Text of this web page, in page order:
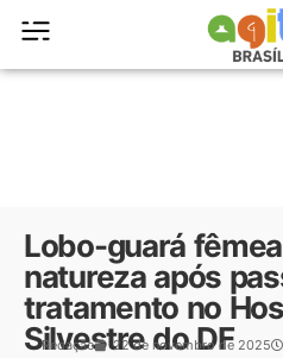
Lobo-guará
natureza após
tratamento no
Silvestre do DF
Redação 22 de novembro de 2025